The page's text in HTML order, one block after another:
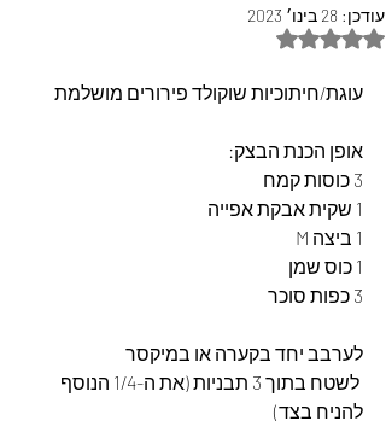
עודכן: 28 בינו׳ 2023
דירוג של NaN מתוך 5 כוכבים
עוגת/חיתוכיות שוקולד פירורים מושלמת
אופן הכנת הבצק:
3 כוסות קמח
1 שקית אבקת אפייה
1 ביצה M
1 כוס שמן
3 כפות סוכר
לערבב יחד בקערה או במיקסר
לשטח בתוך 3 תבניות (את ה-1/4 הנוסף
להניח בצד)